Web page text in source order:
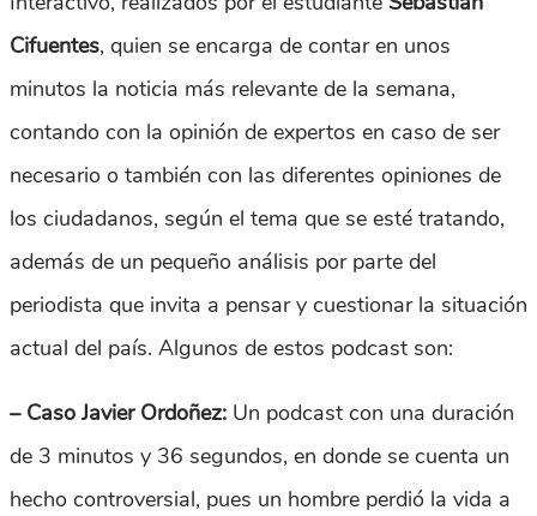
Cifuentes, quien se encarga de contar en unos
minutos la noticia más relevante de la semana,
contando con la opinión de expertos en caso de ser
necesario o también con las diferentes opiniones de
los ciudadanos, según el tema que se esté tratando,
además de un pequeño análisis por parte del
periodista que invita a pensar y cuestionar la situación
actual del país. Algunos de estos podcast son:
– Caso Javier Ordoñez: Un podcast con una duración
de 3 minutos y 36 segundos, en donde se cuenta un
hecho controversial, pues un hombre perdió la vida a